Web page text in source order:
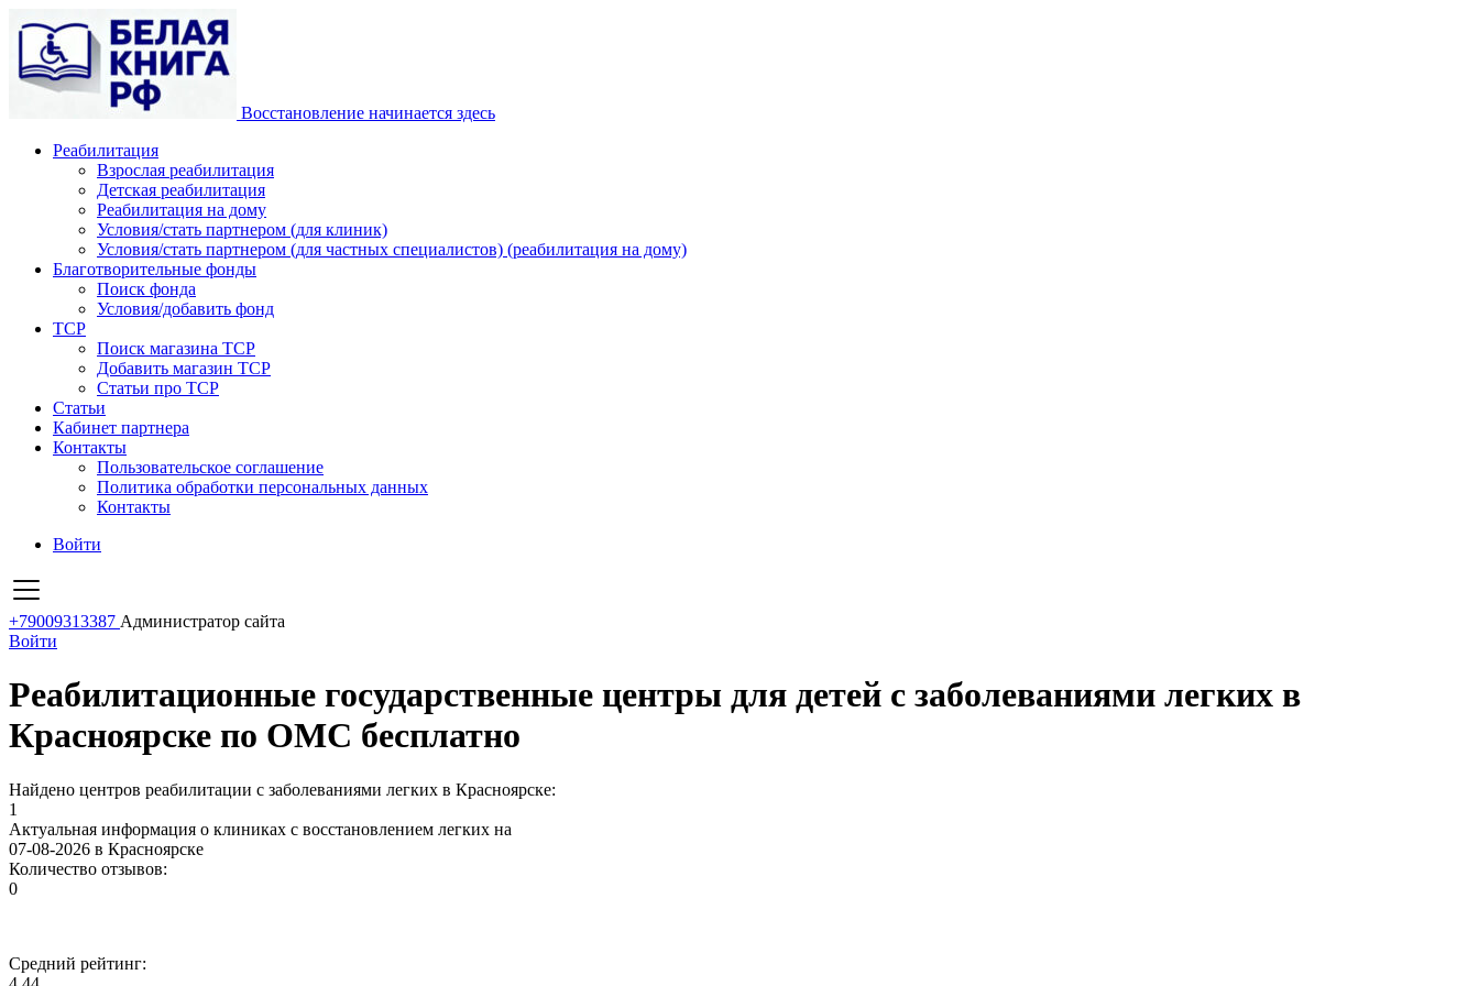
Восстановление начинается здесь
Реабилитация
Взрослая реабилитация
Детская реабилитация
Реабилитация на дому
Условия/стать партнером (для клиник)
Условия/стать партнером (для частных специалистов) (реабилитация на дому)
Благотворительные фонды
Поиск фонда
Условия/добавить фонд
ТСР
Поиск магазина ТСР
Добавить магазин ТСР
Статьи про ТСР
Статьи
Кабинет партнера
Контакты
Пользовательское соглашение
Политика обработки персональных данных
Контакты
Войти
+79009313387 Администратор сайта
Войти
Реабилитационные государственные центры для детей с заболеваниями легких в
Красноярске по ОМС бесплатно
Найдено центров реабилитации с заболеваниями легких в Красноярске:
1
Актуальная информация о клиниках с восстановлением легких на
07-08-2026 в Красноярске
Количество отзывов:
0
Средний рейтинг: